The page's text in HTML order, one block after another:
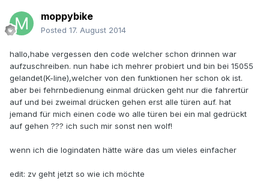
moppybike
Posted 17. August 2014
hallo,habe vergessen den code welcher schon drinnen war
aufzuschreiben. nun habe ich mehrer probiert und bin bei 15055
gelandet(K-line),welcher von den funktionen her schon ok ist.
aber bei fehrnbedienung einmal drücken geht nur die fahrertür
auf und bei zweimal drücken gehen erst alle türen auf. hat
jemand für mich einen code wo alle türen bei ein mal gedrückt
auf gehen ??? ich such mir sonst nen wolf!
wenn ich die logindaten hätte wäre das um vieles einfacher
edit: zv geht jetzt so wie ich möchte